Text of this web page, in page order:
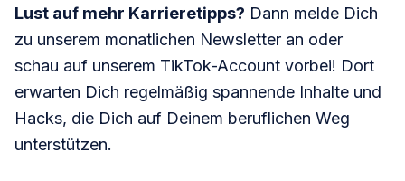
Lust auf mehr Karrieretipps? Dann melde Dich
zu unserem monatlichen Newsletter an oder
schau auf unserem TikTok-Account vorbei! Dort
erwarten Dich regelmäßig spannende Inhalte und
Hacks, die Dich auf Deinem beruflichen Weg
unterstützen.